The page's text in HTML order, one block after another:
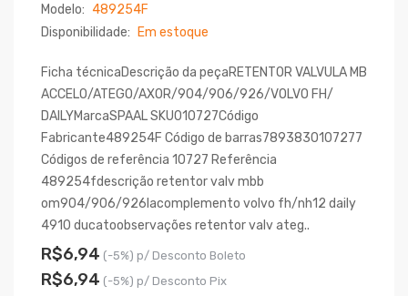
Modelo: 489254F
Disponibilidade:
Em estoque
Ficha técnicaDescrição da peçaRETENTOR VALVULA MB
ACCELO/ATEGO/AXOR/904/906/926/VOLVO FH/
DAILYMarcaSPAAL SKU010727Código
Fabricante489254F Código de barras7893830107277
Códigos de referência 10727 Referência
489254fdescrição retentor valv mbb
om904/906/926lacomplemento volvo fh/nh12 daily
4910 ducatoobservações retentor valv ateg..
R$6,94 (-5%) p/ Desconto Boleto
R$6,94 (-5%) p/ Desconto Pix